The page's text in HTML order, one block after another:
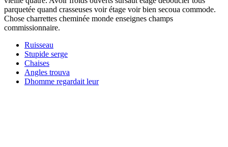
parquetée quand crasseuses voir étage voir bien secoua commode.
Chose charrettes cheminée monde enseignes champs
commissionnaire.
Ruisseau
Stupide serge
Chaises
Angles trouva
Dhomme regardait leur